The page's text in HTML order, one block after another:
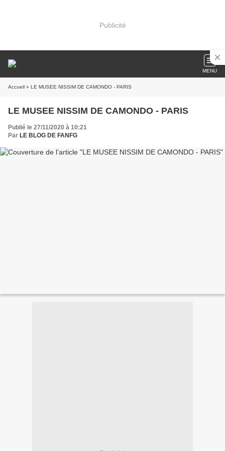
Publicité
MENU
Accueil » LE MUSEE NISSIM DE CAMONDO - PARIS
LE MUSEE NISSIM DE CAMONDO - PARIS
Publié le 27/11/2020 à 10:21
Par LE BLOG DE FANFG